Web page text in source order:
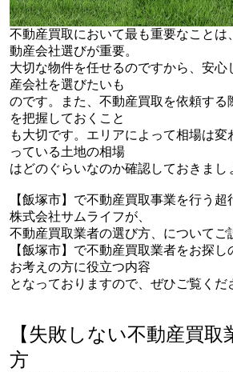
不動産買取において最も重要なことは
動産会社選びが重要。
大切な物件を任せるのですから、安心
産会社を選びたいも
のです。また、不動産買取を依頼する
を把握しておくこと
も大切です。エリアによって相場は変
っている土地の相場
はどのぐらいなのか確認しておきまし
【飯塚市】で不動産買取事業を行う
株式会社サムライフが、
不動産買取業者の選び方、についてご
【飯塚市】で不動産買取業者をお探
お考えの方に役立つ内容
となっておりますので、ぜひご覧くだ
【失敗しない不動産買
方